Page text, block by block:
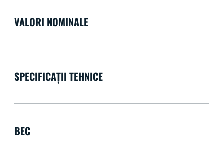
VALORI NOMINALE
SPECIFICAȚII TEHNICE
BEC